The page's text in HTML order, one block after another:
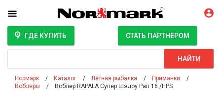
ГДЕ КУПИТЬ СТАТЬ ПАРТНЁРОМ
НАЙТИ
Нормарк Каталог Летняя рыбалка
Приманки
Воблеры
Воблер RAPALA Супер Шэдоу Рап 16 /HPS